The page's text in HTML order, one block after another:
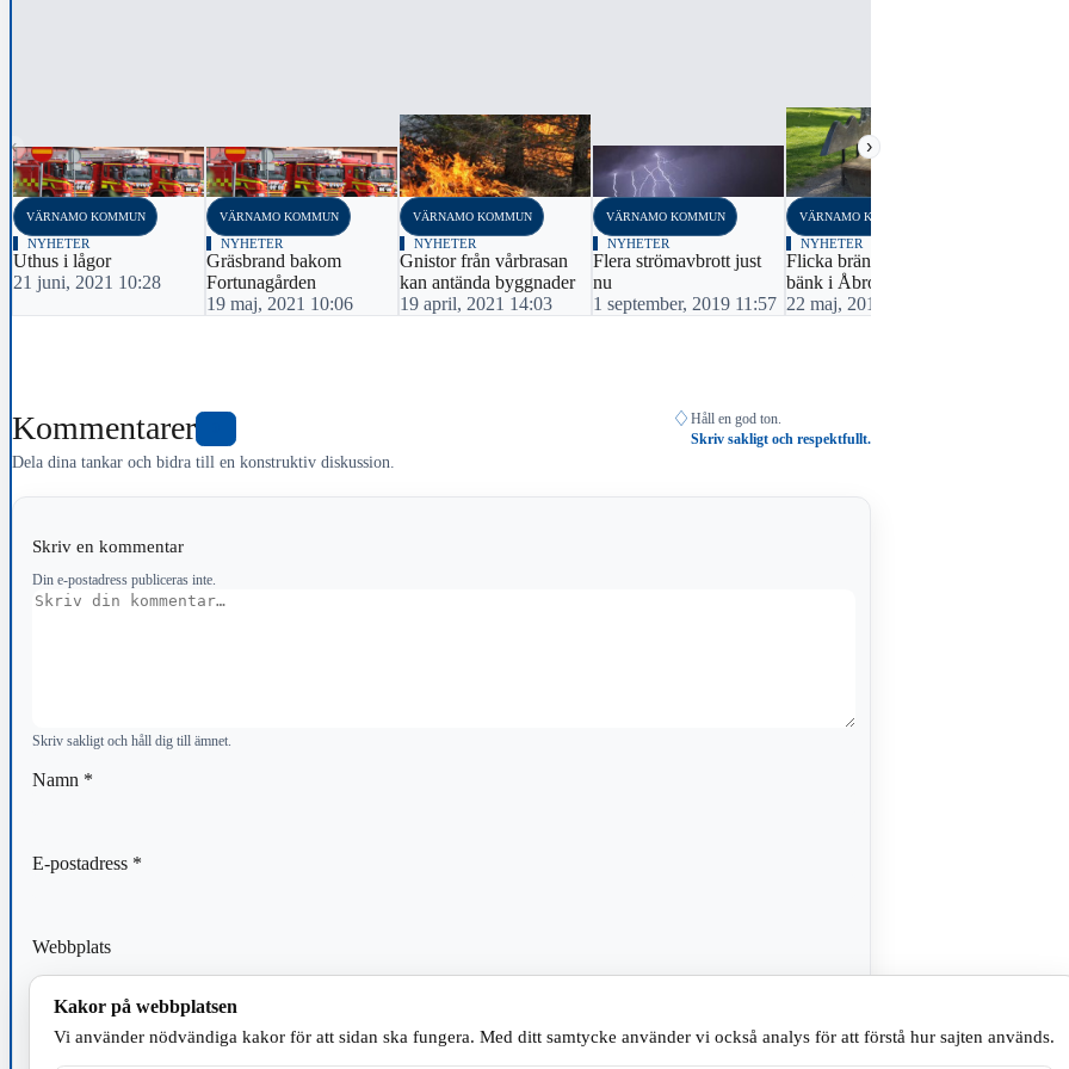
‹ ›
VÄRNAMO KOMMUN
NYHETER
Uthus i lågor
21 juni, 2021 10:28
VÄRNAMO KOMMUN
NYHETER
Gräsbrand bakom
Fortunagården
19 maj, 2021 10:06
VÄRNAMO KOMMUN
NYHETER
Gnistor från vårbrasan
kan antända byggnader
19 april, 2021 14:03
VÄRNAMO KOMMUN
NYHETER
Flera strömavbrott just
nu
1 september, 2019 11:57
VÄRNAMO KOMMUN
NYHETER
Flicka brände sig på
bänk i Åbroparken
22 maj, 2018 11:30
Kommentarer
Dela dina tankar och bidra till en konstruktiv diskussion.
♢ Håll en god ton.
Skriv sakligt och respektfullt.
Skriv en kommentar
Din e-postadress publiceras inte.
Kommentar
Skriv sakligt och håll dig till ämnet.
Namn *
E-postadress *
Webbplats
Spara mitt namn, min e-postadress och webbplats i denna webbläsare till nästa gång jag skriver en
Kakor på webbplatsen
Vi använder nödvändiga kakor för att sidan ska fungera. Med ditt samtycke använder vi också analys för att förstå hur sajten används.